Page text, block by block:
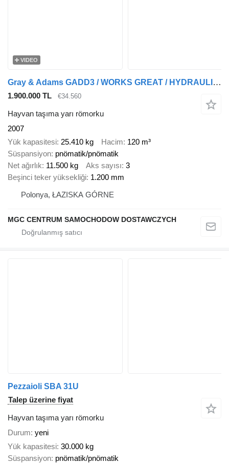
VIDEO
Gray & Adams GADD3 / WORKS GREAT / HYDRAULIC / 2 LEVELS
1.900.000 TL €34.560
Hayvan taşıma yarı römorku
2007
Yük kapasitesi 25.410 kg Hacim 120 m³
Süspansiyon pnömatik/pnömatik
Net ağırlık 11.500 kg Aks sayısı 3
Beşinci teker yüksekliği 1.200 mm
Polonya, ŁAZISKA GÓRNE
MGC CENTRUM SAMOCHODOW DOSTAWCZYCH
Pezzaioli SBA 31U
Talep üzerine fiyat
Hayvan taşıma yarı römorku
Durum yeni
Yük kapasitesi 30.000 kg
Süspansiyon pnömatik/pnömatik